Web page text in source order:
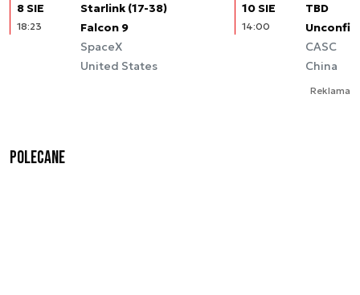
8 SIE
18:23
Starlink (17-38)
Falcon 9
SpaceX
United States
10 SIE
14:00
TBD
CASC
China
Reklama
Polecane